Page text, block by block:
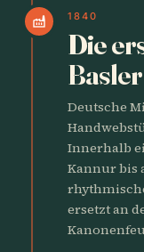
factory 1840
Die
Deutsche
Innerhalb
Kannur bis
ersetzt an